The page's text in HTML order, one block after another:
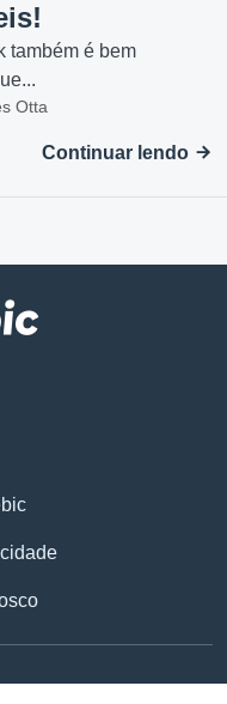
também é bem
Otta
Continuar lendo